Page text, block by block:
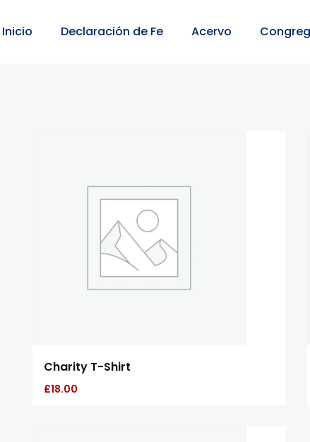
Inicio Declaración de Fe Acervo
Charity T-Shirt
£18.00